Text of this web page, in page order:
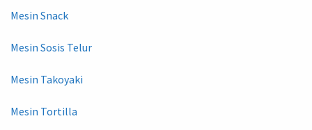
Mesin Snack
Mesin Sosis Telur
Mesin Takoyaki
Mesin Tortilla